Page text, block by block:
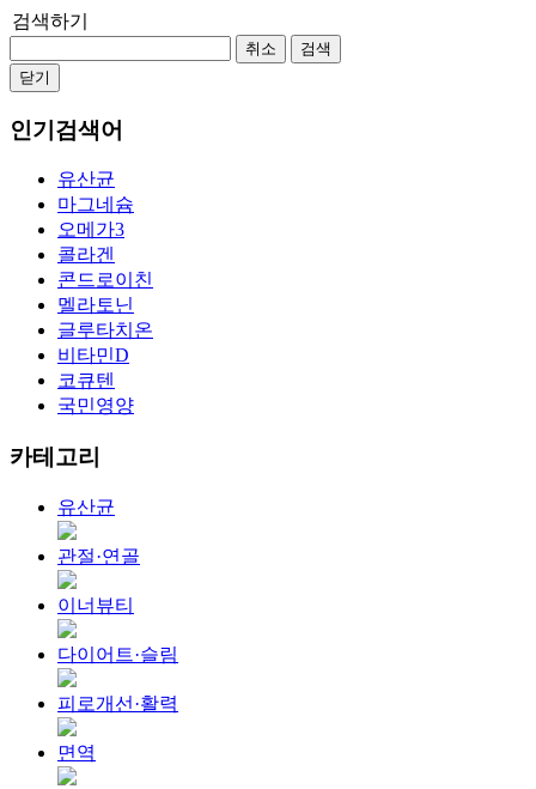
검색하기
취소
검색
닫기
인기검색어
유산균
마그네슘
오메가3
콜라겐
콘드로이친
멜라토닌
글루타치온
비타민D
코큐텐
국민영양
카테고리
유산균
관절·연골
이너뷰티
다이어트·슬림
피로개선·활력
면역